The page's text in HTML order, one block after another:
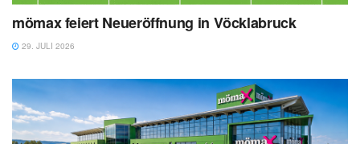
mömax feiert Neueröffnung in Vöcklabruck
29. JULI 2026